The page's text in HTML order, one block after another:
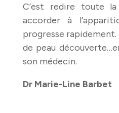
C’est redire toute
accorder à
progresse
de peau
son médecin.
Dr Marie-Line Barbet